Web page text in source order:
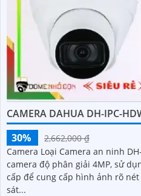
CAMERA DAHUA DH-IPC-
30%
2,662,000 ₫
Camera Loại Camera an ninh
camera độ phân giải 4MP, sử
cấp để cung cấp hình ảnh rõ nét và chi tiết.
sát...